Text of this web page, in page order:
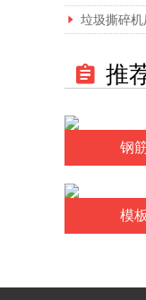
垃圾撕碎
推
钢
模